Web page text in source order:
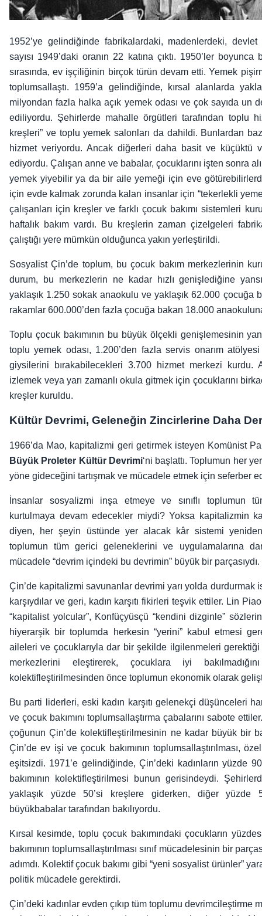
1952’ye gelindiğinde fabrikalardaki, madenlerdeki,
sayısı 1949’daki oranın 22 katına çıktı. 1950’ler
sırasında, ev işçiliğinin birçok türün devam etti. Yemek
toplumsallaştı. 1959’a gelindiğinde, kırsal alanlarda
milyondan fazla halka açık yemek odası ve çok sayıda un
ediliyordu. Şehirlerde mahalle örgütleri tarafından toplu
kreşleri” ve toplu yemek salonları da dahildi. Bunlardan
hizmet veriyordu. Ancak diğerleri daha basit ve küçüktü
ediyordu. Çalışan anne ve babalar, çocuklarını işten sonra
yemek yiyebilir ya da bir aile yemeği için eve
için evde kalmak zorunda kalan insanlar için “tekerlekli
çalışanları için kreşler ve farklı çocuk bakımı sistemleri
haftalık bakım vardı. Bu kreşlerin zaman çizelgeleri
çalıştığı yere mümkün olduğunca yakın yerleştirildi.
Sosyalist Çin’de toplum, bu çocuk bakım merkezlerinin
durum, bu merkezlerin ne kadar hızlı genişlediğine
yaklaşık 1.250 sokak anaokulu ve yaklaşık 62.000 çocuğa
rakamlar 600.000’den fazla çocuğa bakan 18.000
Toplu çocuk bakımının bu büyük ölçekli genişlemesinin
toplu yemek odası, 1.200’den fazla servis onarım
giysilerini bırakabilecekleri 3.700 hizmet merkezi kurdu.
izlemek veya yarı zamanlı okula gitmek için çocuklarını
kreşler kuruldu.
Kültür Devrimi, Geleneğin Zincirlerine Daha
1966’da Mao, kapitalizmi geri getirmek isteyen Komünist
Büyük Proleter Kültür Devrimi‘ni başlattı. Toplumun her
yöne gideceğini tartışmak ve mücadele etmek için seferber
İnsanlar sosyalizmi inşa etmeye ve sınıflı toplumun
kurtulmaya devam edecekler miydi? Yoksa kapitalizmin
diyen, her şeyin üstünde yer alacak kâr sistemi yeniden
toplumun tüm gerici geleneklerini ve uygulamalarına
mücadele “devrim içindeki bu devrimin” büyük bir parçasıydı.
Çin’de kapitalizmi savunanlar devrimi yarı yolda durdurmak
karşıydılar ve geri, kadın karşıtı fikirleri teşvik ettiler. Lin
“kapitalist yolcular”, Konfüçyüsçü “kendini dizginle”
hiyerarşik bir toplumda herkesin “yerini” kabul etmesi
aileleri ve çocuklarıyla dar bir şekilde ilgilenmeleri
merkezlerini eleştirerek, çocuklara iyi
kolektifleştirilmesinden önce toplumun ekonomik olarak
Bu parti liderleri, eski kadın karşıtı gelenekçi düşünceleri
ve çocuk bakımını toplumsallaştırma çabalarını sabote
çoğunun Çin’de kolektifleştirilmesinin ne kadar büyük bir
Çin’de ev işi ve çocuk bakımının toplumsallaştırılması,
eşitsizdi. 1971’e gelindiğinde, Çin’deki kadınların yüzde
bakımının kolektifleştirilmesi bunun gerisindeydi.
yaklaşık yüzde 50’si kreşlere giderken, diğer yüzde
büyükbabalar tarafından bakılıyordu.
Kırsal kesimde, toplu çocuk bakımındaki çocukların
bakımının toplumsallaştırılması sınıf mücadelesinin bir
adımdı. Kolektif çocuk bakımı gibi “yeni sosyalist ürünler”
politik mücadele gerektirdi.
Çin’deki kadınlar evden çıkıp tüm toplumu devrimcileştirme